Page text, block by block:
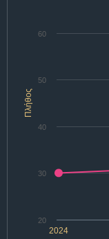
Πλήθος
2024
20
30
40
50
60